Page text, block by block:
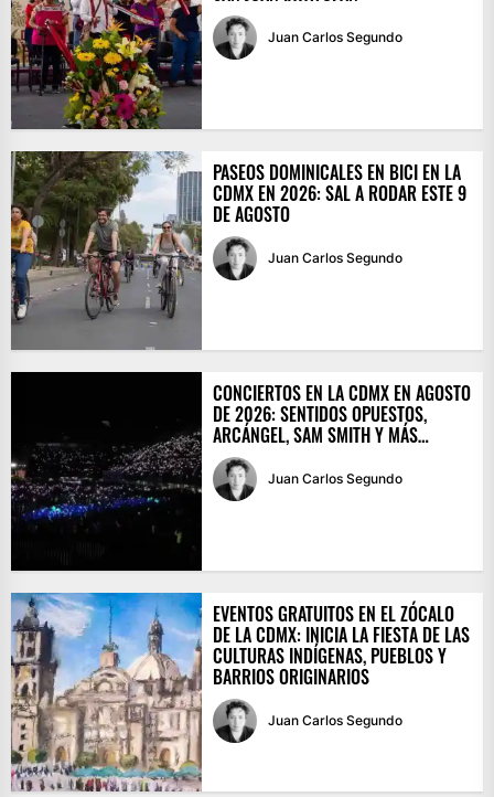
Juan Carlos Segundo
PASEOS DOMINICALES EN BICI EN LA
CDMX EN 2026: SAL A RODAR ESTE 9
DE AGOSTO
Juan Carlos Segundo
CONCIERTOS EN LA CDMX EN AGOSTO
DE 2026: SENTIDOS OPUESTOS,
ARCÁNGEL, SAM SMITH Y MÁS…
Juan Carlos Segundo
EVENTOS GRATUITOS EN EL ZÓCALO
DE LA CDMX: INICIA LA FIESTA DE LAS
CULTURAS INDÍGENAS, PUEBLOS Y
BARRIOS ORIGINARIOS
Juan Carlos Segundo